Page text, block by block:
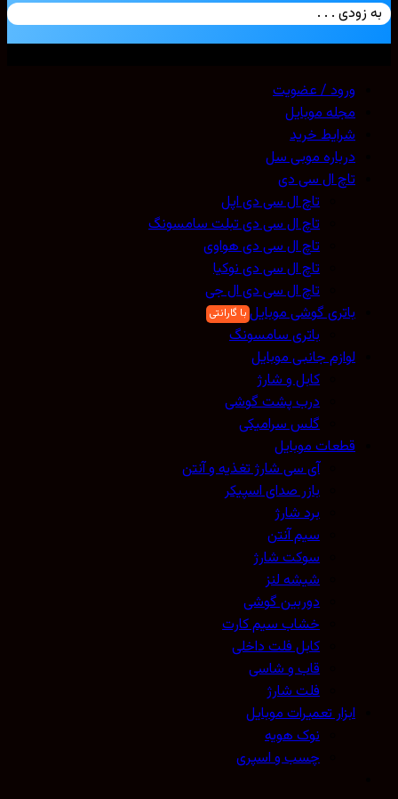
زودی . . .
ورود / عضویت
مجله موبایل
شرایط خرید
درباره موبی سل
تاچ ال سی دی
تاچ ال سی دی اپل
تاچ ال سی دی تبلت سامسونگ
تاچ ال سی دی هواوی
تاچ ال سی دی نوکیا
تاچ ال سی دی ال جی
باتری گوشی موبایل
باتری سامسونگ
لوازم جانبی موبایل
کابل و شارژ
درب پشت گوشی
گلس سرامیکی
قطعات موبایل
آی سی شارژ تغذیه و آنتن
بازر صدای اسپیکر
برد شارژ
سیم آنتن
سوکت شارژ
شیشه لنز
دوربین گوشی
خشاب سیم کارت
کابل فلت داخلی
قاب و شاسی
فلت شارژ
ابزار تعمیرات موبایل
نوک هویه
چسب و اسپری